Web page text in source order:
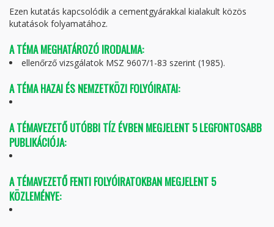
Ezen kutatás kapcsolódik a cementgyárakkal kialakult közös
kutatások folyamatához.
A TÉMA MEGHATÁROZÓ IRODALMA:
ellenőrző vizsgálatok MSZ 9607/1-83 szerint (1985).
A TÉMA HAZAI ÉS NEMZETKÖZI FOLYÓIRATAI:
A TÉMAVEZETŐ UTÓBBI TÍZ ÉVBEN MEGJELENT 5 LEGFONTOSABB
PUBLIKÁCIÓJA:
A TÉMAVEZETŐ FENTI FOLYÓIRATOKBAN MEGJELENT 5
KÖZLEMÉNYE: